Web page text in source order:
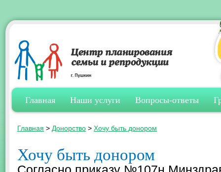
Главная Наши услуги Вопросы-ответы
Главная > Донорство > Хочу быть донором
Хочу быть донором